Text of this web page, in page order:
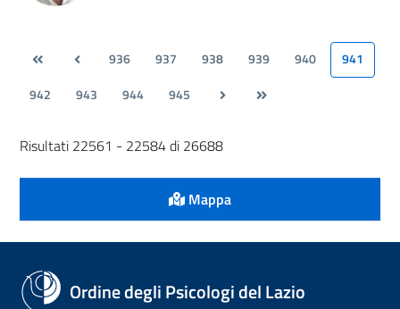
936 937 938 939 940
941
942
943 944 945
Risultati 22561 - 22584 di 26688
Mappa
Ordine degli Psicologi del Lazio